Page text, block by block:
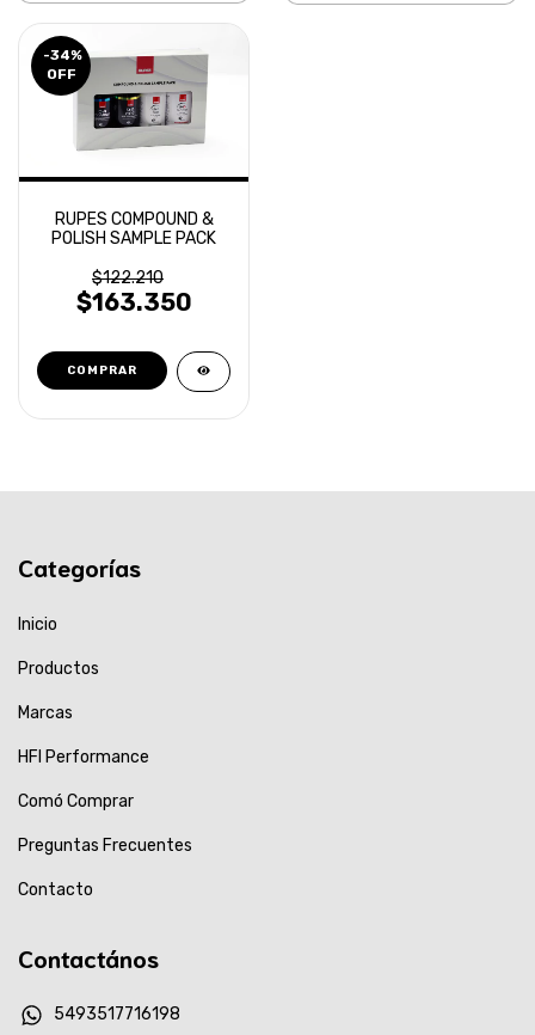
-34%
OFF
RUPES COMPOUND &
POLISH SAMPLE PACK
$122.210
$163.350
Categorías
Inicio
Productos
Marcas
HFI Performance
Comó Comprar
Preguntas Frecuentes
Contacto
Contactános
5493517716198